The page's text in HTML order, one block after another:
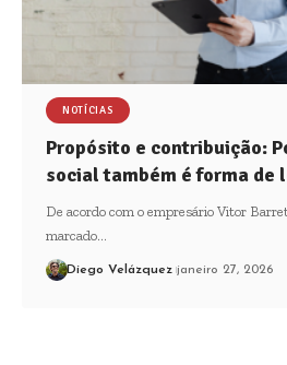
NOTÍCIAS
Propósito e contribuição:
social também é forma de
De acordo com o empresário Vitor
marcado…
Diego Velázquez janeiro 27, 2026